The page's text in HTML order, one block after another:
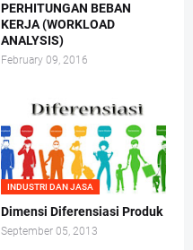
PERHITUNGAN BEBAN
KERJA (WORKLOAD
ANALYSIS)
February 09, 2016
INDUSTRI DAN JASA
Dimensi Diferensiasi Produk
September 05, 2013